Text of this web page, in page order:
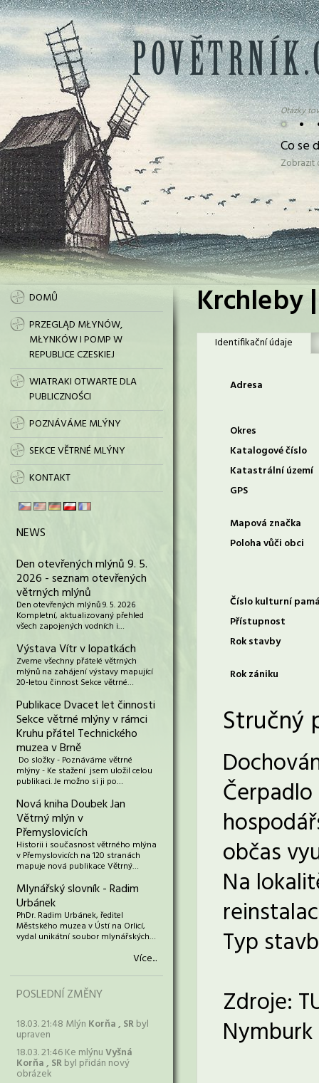
• •
Otázky
Co se
DOMŮ
PRZEGLĄD MŁYNÓW,
MŁYNKÓW I POMP W
REPUBLICE CZESKIEJ
WIATRAKI OTWARTE DLA
PUBLICZNOŚCI
POZNÁVÁME MLÝNY
SEKCE VĚTRNÉ MLÝNY
KONTAKT
NEWS
Den otevřených mlýnů 9. 5.
2026 - seznam otevřených
větrných mlýnů
Den otevřených mlýnů 9. 5. 2026
Kompletní, aktualizovaný přehled
všech zapojených vodních i…
Výstava Vítr v lopatkách
Zveme všechny přátelé větrných
mlýnů na zahájení výstavy mapující
20-letou činnost Sekce větrné…
Publikace Dvacet let činnosti
Sekce větrné mlýny v rámci
Kruhu přátel Technického
muzea v Brně
Do složky - Poznáváme větrné
mlýny - Ke stažení jsem uložil celou
publikaci. Je možno si ji po…
Nová kniha Doubek Jan
Větrný mlýn v
Přemyslovicích
Historii i současnost větrného mlýna
v Přemyslovicích na 120 stranách
mapuje nová publikace Větrný…
Mlynářský slovník - Radim
Urbánek
PhDr. Radim Urbánek, ředitel
Městského muzea v Ústí na Orlicí,
vydal unikátní soubor mlynářských…
Více...
POSLEDNÍ ZMĚNY
18.03. 21:48 Mlýn Korňa , SRbyl
upraven
18.03. 21:46 Ke mlýnuVyšná
Korňa , SRbyl přidán nový
obrázek
Krchleby
Identifikační údaje
Adresa
Okres
Katalogové číslo
Katastrální území
GPS
Mapová značka
Poloha vůči obci
Číslo kulturní
Přístupnost
Rok stavby
Rok zániku
Stručný
občas
Na
Typ
Zdroje:
Nymburk